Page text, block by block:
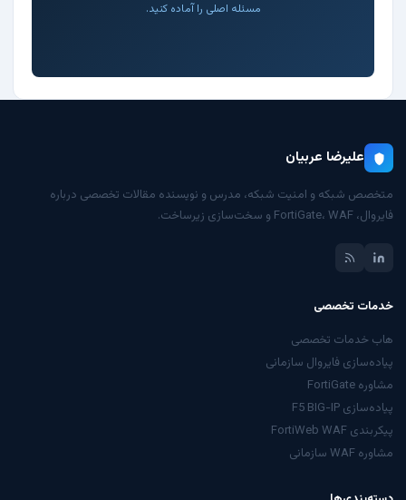
مسئله اصلی را آماده کنید.
علیرضا عربیان
متخصص شبکه و امنیت شبکه، مدرس و نویسنده مقالات تخصصی درباره
فایروال، FortiGate، WAF و سخت‌سازی زیرساخت.
خدمات تخصصی
هاب خدمات تخصصی
پیاده‌سازی فایروال سازمانی
مشاوره FortiGate
پیاده‌سازی F5 BIG-IP
پیکربندی FortiWeb WAF
مشاوره WAF سازمانی